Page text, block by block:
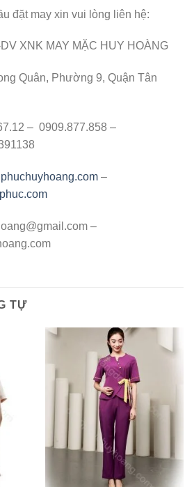
đặt may xin vui lòng liên hệ:
XNK MAY MẶC HUY HOÀNG
Quân, Phường 9, Quận Tân
– 0909.877.858 –
–
–
TỰ